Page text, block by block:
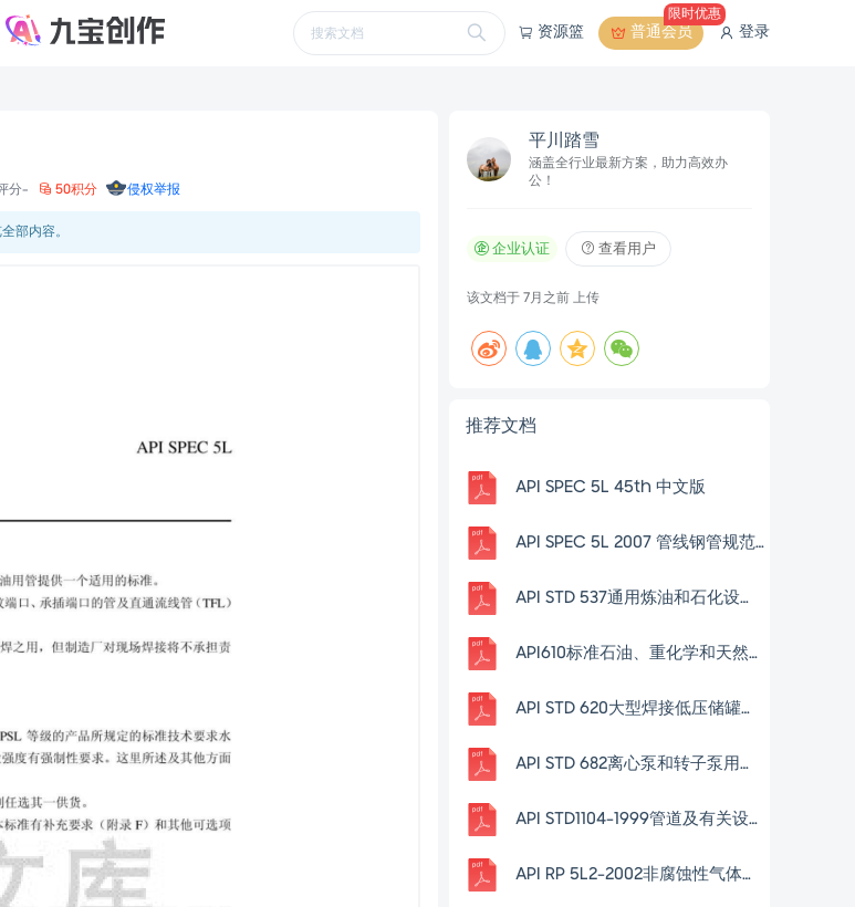
资源篮 普通会员
限时优惠
登录
分- 50积分 侵权举报
部内容。
平川踏雪
涵盖全行业最新方案，助力高效办
公！
企业认证 查看用户
该文档于 7月之前 上传
推荐文档
API SPEC 5L 45th 中文版
API SPEC 5L 2007 管线钢管规范中文
API STD 537通用炼油和石化设施火炬细则(中文版)
API610标准石油、重化学和天然气工业用离心泵 第10版(中文版)
API STD 620大型焊接低压储罐的设计与建造(中文版)
API STD 682离心泵和转子泵用轴封系统(中文版)
API STD1104-1999管道及有关设施的焊接(第19版)
API RP 5L2-2002非腐蚀性气体输送管线管内部涂层推荐作法( 第4版)